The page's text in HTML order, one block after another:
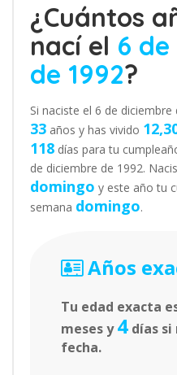
¿Cuántos
nací el 6
de 1992?
Si naciste el 6 de
33 años y has vivido
118 días para tu
de diciembre de 1992.
domingo y este año tu
semana domingo.
Años
Tu edad exacta
meses y4 días
fecha.